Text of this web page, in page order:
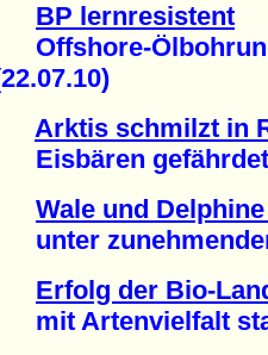
BP lernresistent
Offshore-
Arktis schmilzt in
Eisbären gefährdet
Wale und
unter
Erfolg der Bio-
mit Artenvielfalt